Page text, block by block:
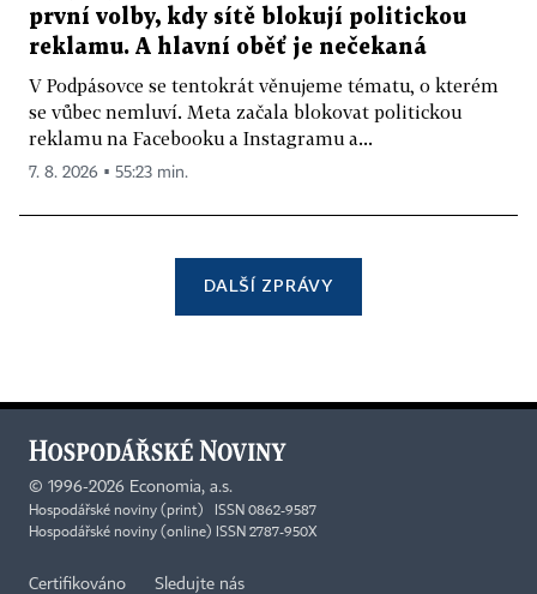
první volby, kdy sítě blokují politickou
reklamu. A hlavní oběť je nečekaná
V Podpásovce se tentokrát věnujeme tématu, o kterém
se vůbec nemluví. Meta začala blokovat politickou
reklamu na Facebooku a Instagramu a...
7. 8. 2026 ▪ 55:23 min.
DALŠÍ ZPRÁVY
© 1996-2026 Economia, a.s.
Hospodářské noviny (print) ISSN 0862-9587
Hospodářské noviny (online) ISSN 2787-950X
Certifikováno Sledujte nás